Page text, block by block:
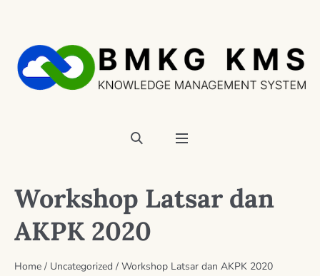
Workshop Latsar dan
AKPK 2020
Home / Uncategorized / Workshop Latsar dan AKPK 2020